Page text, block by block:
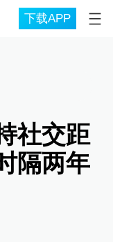
下载APP
社交距
隔两年